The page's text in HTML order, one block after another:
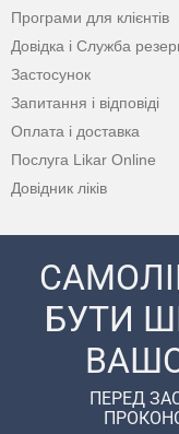
Програми для клієнтів
Довідка і Служба
Застосунок
Запитання і відповіді
Оплата і доставка
Послуга Likar Online
Довідник ліків
БУТИ
ПЕРЕД